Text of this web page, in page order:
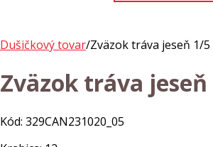
Dušičkový tovar/Zväzok tráva jeseň 1/5
Zväzok tráva
Kód: 329CAN231020_05